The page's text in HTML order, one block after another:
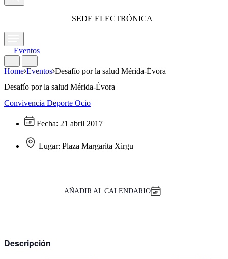
SEDE ELECTRÓNICA
Eventos
Home Eventos Desafío por la salud Mérida-Évora
Desafío por la salud Mérida-Évora
Convivencia Deporte Ocio
Fecha: 21 abril 2017
Lugar: Plaza Margarita Xirgu
AÑADIR AL CALENDARIO
Descripción